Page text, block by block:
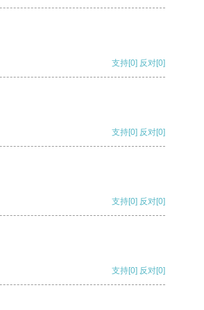
支持[0] 反对[0]
支持[0] 反对[0]
支持[0] 反对[0]
支持[0] 反对[0]